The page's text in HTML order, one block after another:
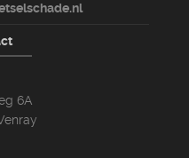
6A